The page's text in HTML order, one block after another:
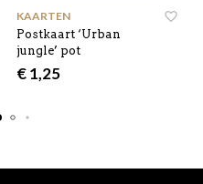
KAARTEN
Postkaart ‘Urban
jungle’ pot
€1,25